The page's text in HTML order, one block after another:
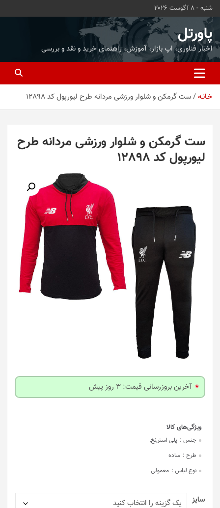
محتوا
بروید
شنبه - 8 آگوست 2026
پاورتل
اخبار فناوری، اپ بازار، آموزش، راهنمای خرید و نقد و بررسی
خـانـه ست گرمکن و شلوار ورزشی مردانه طرح لیورپول کد 12898
ست گرمکن و شلوار ورزشی مردانه طرح
لیورپول کد 12898
آخرین بروزرسانی قیمت: 3 روز پیش
جنس : پلی استر,نخ,
طرح : ساده
نوع لباس : معمولی
سایز